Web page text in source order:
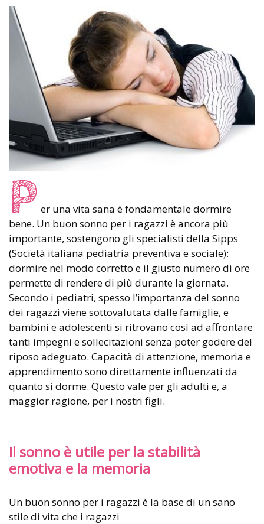
P er una vita sana è fondamentale dormire
bene. Un buon sonno per i ragazzi è ancora più
importante, sostengono gli specialisti della Sipps
(Società italiana pediatria preventiva e sociale):
dormire nel modo corretto e il giusto numero di ore
permette di rendere di più durante la giornata.
Secondo i pediatri, spesso l’importanza del sonno
dei ragazzi viene sottovalutata dalle famiglie, e
bambini e adolescenti si ritrovano così ad affrontare
tanti impegni e sollecitazioni senza poter godere del
riposo adeguato. Capacità di attenzione, memoria e
apprendimento sono direttamente influenzati da
quanto si dorme. Questo vale per gli adulti e, a
maggior ragione, per i nostri figli.
Il sonno è utile per la stabilità
emotiva e la memoria
Un buon sonno per i ragazzi è la base di un sano
stile di vita che i ragazzi